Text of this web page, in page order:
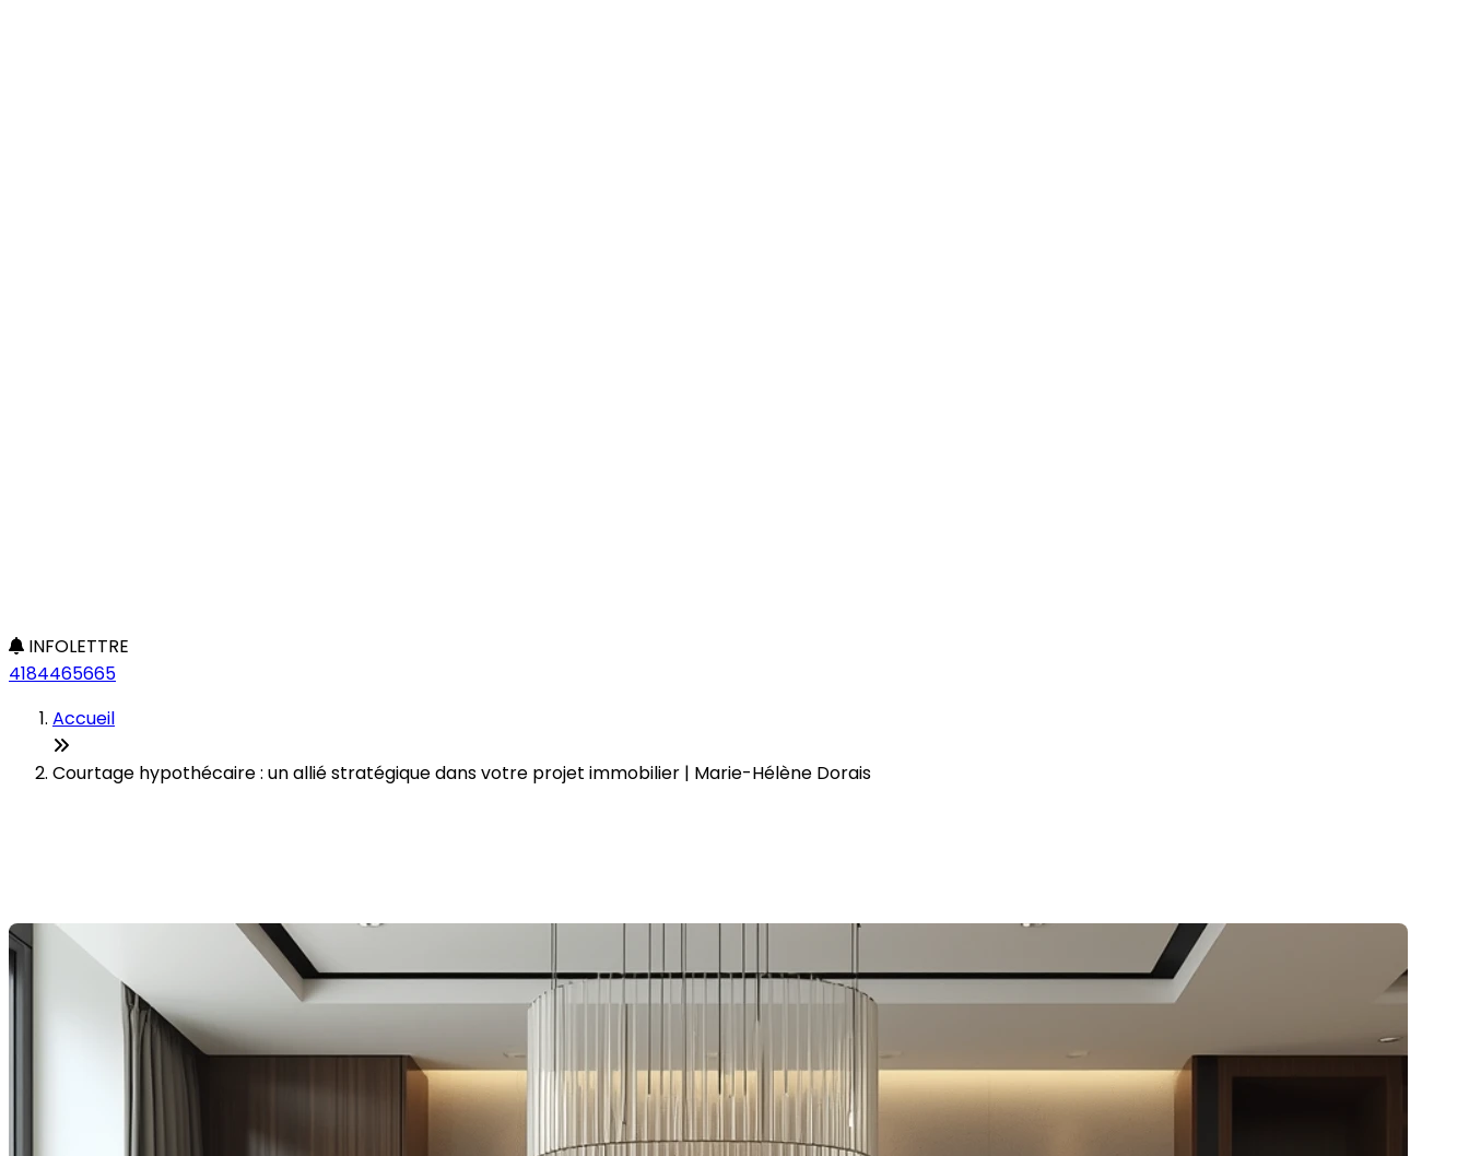
INFOLETTRE
4184465665
Accueil
Courtage hypothécaire : un allié stratégique dans votre projet immobilier | Marie-Hélène Dorais